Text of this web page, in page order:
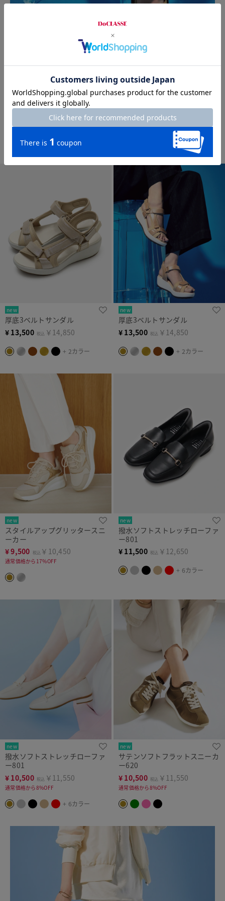
new
ジュートフットベッドサンダル940
￥9,790
new
厚底3ベルトサンダル
¥ 13,500 税込 ￥14,850
+ 2カラー
new
厚底3ベルトサンダル
¥ 13,500 税込 ￥14,850
+ 2カラー
new
スタイルアップグリッタースニ
ーカー
¥9,500 税込 ￥10,450
通常価格から17%OFF
new
撥水ソフトストレッチローファ
ー801
¥ 11,500 税込 ￥12,650
+ 6カラー
new
撥水ソフトストレッチローファ
ー801
¥ 10,500 税込 ￥11,550
通常価格から8%OFF
+ 6カラー
new
サテンソフトフラットスニーカ
ー620
¥ 10,500 税込 ￥11,550
通常価格から8%OFF